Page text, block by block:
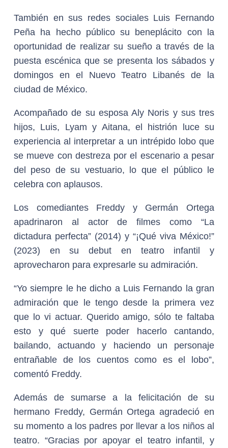
También en sus redes sociales Luis Fernando
Peña ha hecho público su beneplácito con la
oportunidad de realizar su sueño a través de la
puesta escénica que se presenta los sábados y
domingos en el Nuevo Teatro Libanés de la
ciudad de México.
Acompañado de su esposa Aly Noris y sus tres
hijos, Luis, Lyam y Aitana, el histrión luce su
experiencia al interpretar a un intrépido lobo que
se mueve con destreza por el escenario a pesar
del peso de su vestuario, lo que el público le
celebra con aplausos.
Los comediantes Freddy y Germán Ortega
apadrinaron al actor de filmes como “La
dictadura perfecta” (2014) y “¡Qué viva México!”
(2023) en su debut en teatro infantil y
aprovecharon para expresarle su admiración.
“Yo siempre le he dicho a Luis Fernando la gran
admiración que le tengo desde la primera vez
que lo vi actuar. Querido amigo, sólo te faltaba
esto y qué suerte poder hacerlo cantando,
bailando, actuando y haciendo un personaje
entrañable de los cuentos como es el lobo”,
comentó Freddy.
Además de sumarse a la felicitación de su
hermano Freddy, Germán Ortega agradeció en
su momento a los padres por llevar a los niños al
teatro. “Gracias por apoyar el teatro infantil, y